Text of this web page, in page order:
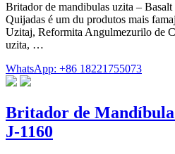
Britador de mandibulas uzita –
Quijadas é um du produtos mais
Uzitaj, Reformita Angulmezurilo de
uzita, …
WhatsApp: +86 18221755073
Britador de
J-1160